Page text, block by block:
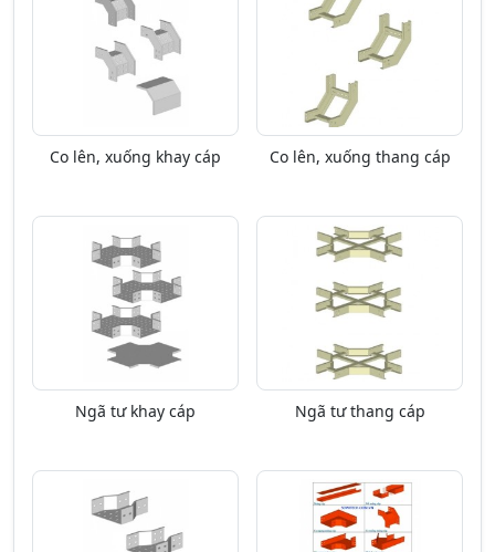
Co lên, xuống khay cáp Co lên, xuống thang cáp
Ngã tư khay cáp Ngã tư thang cáp